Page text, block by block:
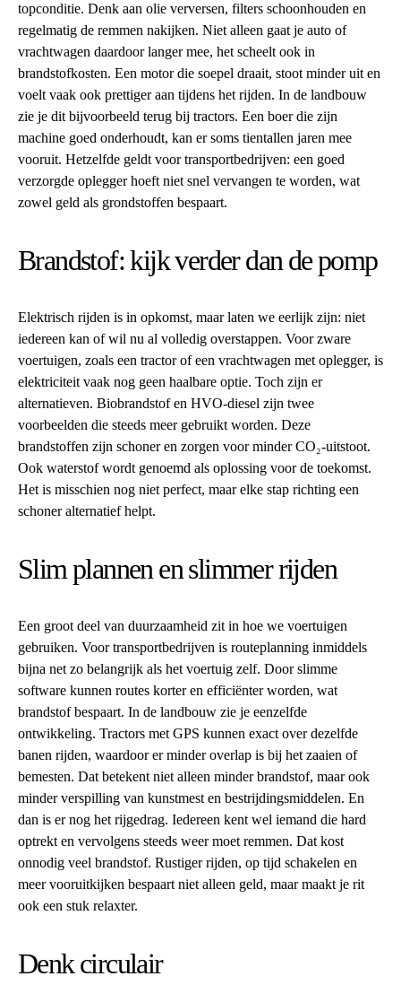
topconditie. Denk aan olie verversen, filters schoonhouden en
regelmatig de remmen nakijken. Niet alleen gaat je auto of
vrachtwagen daardoor langer mee, het scheelt ook in
brandstofkosten. Een motor die soepel draait, stoot minder uit en
voelt vaak ook prettiger aan tijdens het rijden. In de landbouw
zie je dit bijvoorbeeld terug bij tractors. Een boer die zijn
machine goed onderhoudt, kan er soms tientallen jaren mee
vooruit. Hetzelfde geldt voor transportbedrijven: een goed
verzorgde oplegger hoeft niet snel vervangen te worden, wat
zowel geld als grondstoffen bespaart.
Brandstof: kijk verder dan de pomp
Elektrisch rijden is in opkomst, maar laten we eerlijk zijn: niet
iedereen kan of wil nu al volledig overstappen. Voor zware
voertuigen, zoals een tractor of een vrachtwagen met oplegger, is
elektriciteit vaak nog geen haalbare optie. Toch zijn er
alternatieven. Biobrandstof en HVO-diesel zijn twee
voorbeelden die steeds meer gebruikt worden. Deze
brandstoffen zijn schoner en zorgen voor minder CO₂-uitstoot.
Ook waterstof wordt genoemd als oplossing voor de toekomst.
Het is misschien nog niet perfect, maar elke stap richting een
schoner alternatief helpt.
Slim plannen en slimmer rijden
Een groot deel van duurzaamheid zit in hoe we voertuigen
gebruiken. Voor transportbedrijven is routeplanning inmiddels
bijna net zo belangrijk als het voertuig zelf. Door slimme
software kunnen routes korter en efficiënter worden, wat
brandstof bespaart. In de landbouw zie je eenzelfde
ontwikkeling. Tractors met GPS kunnen exact over dezelfde
banen rijden, waardoor er minder overlap is bij het zaaien of
bemesten. Dat betekent niet alleen minder brandstof, maar ook
minder verspilling van kunstmest en bestrijdingsmiddelen. En
dan is er nog het rijgedrag. Iedereen kent wel iemand die hard
optrekt en vervolgens steeds weer moet remmen. Dat kost
onnodig veel brandstof. Rustiger rijden, op tijd schakelen en
meer vooruitkijken bespaart niet alleen geld, maar maakt je rit
ook een stuk relaxter.
Denk circulair